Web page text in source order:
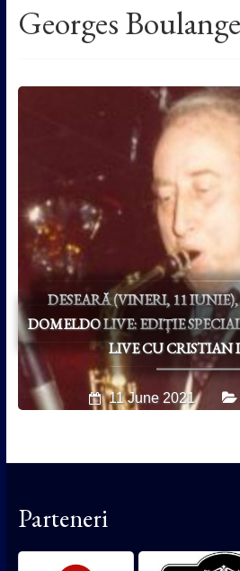
Georges
DESEARĂ (VINERI, 11
DOMELDO LIVE: EDIȚIE
LIVE CU CRISTIAN
11 June 2021
Parteneri